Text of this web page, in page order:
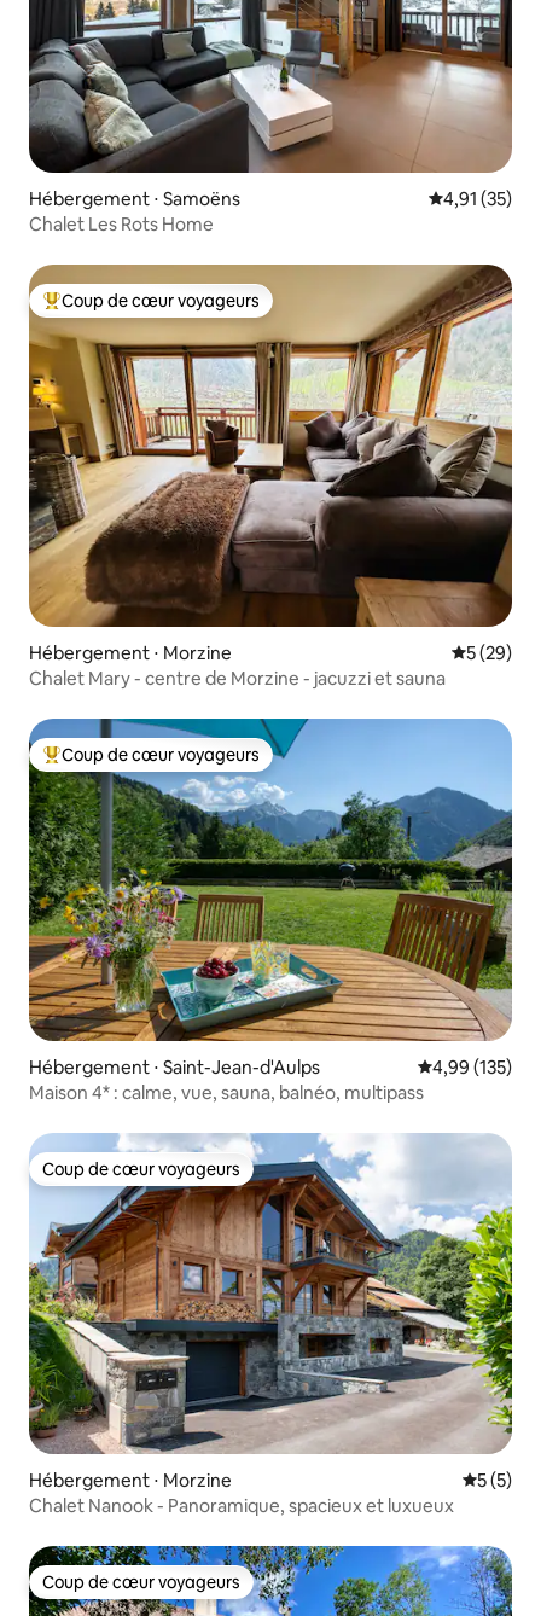
Hébergement ⋅ Samoëns Évaluation
4,91 (35)
Chalet Les Rots Home
Coups de cœur voyageurs les plus appréciés
Coup de cœur voyageurs
Hébergement ⋅ Morzine
5 (29)
Chalet Mary - centre de Morzine - jacuzzi et sauna
Coups de cœur voyageurs les plus appréciés
Coup de cœur voyageurs
Hébergement ⋅ Saint-Jean-d'Aulps Évaluation
4,99 (135)
Maison 4* : calme, vue, sauna, balnéo, multipass
Coup de cœur voyageurs
Coup de cœur voyageurs
Hébergement ⋅ Morzine
5 (5)
Chalet Nanook - Panoramique, spacieux et luxueux
Coup de cœur voyageurs
Coup de cœur voyageurs